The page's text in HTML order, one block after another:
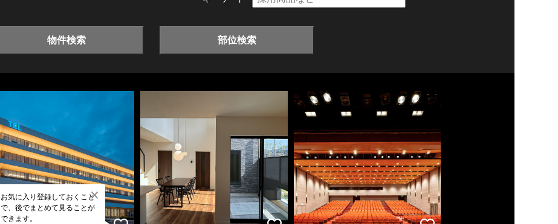
物件検索 部位検索
お気に入り登録しておくこと
で、後でまとめて見ることが
できます。